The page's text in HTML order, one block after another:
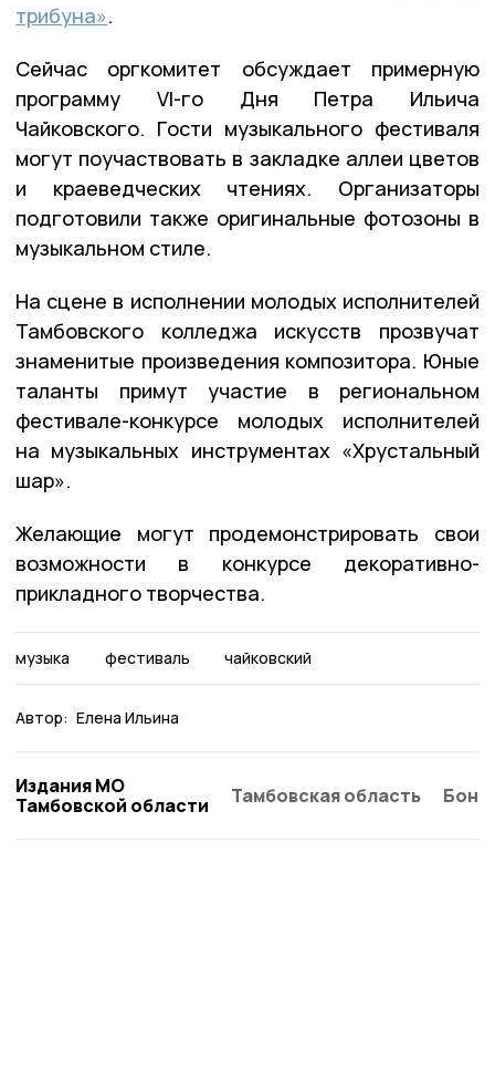
трибуна».
Сейчас оргкомитет обсуждает примерную
программу VI-го Дня Петра Ильича
Чайковского. Гости музыкального фестиваля
могут поучаствовать в закладке аллеи цветов
и краеведческих чтениях. Организаторы
подготовили также оригинальные фотозоны в
музыкальном стиле.
На сцене в исполнении молодых исполнителей
Тамбовского колледжа искусств прозвучат
знаменитые произведения композитора. Юные
таланты примут участие в региональном
фестивале-конкурсе молодых исполнителей
на музыкальных инструментах «Хрустальный
шар».
Желающие могут продемонстрировать свои
возможности в конкурсе декоративно-
прикладного творчества.
музыка фестиваль чайковский
Автор: Елена Ильина
Издания МО
Тамбовской области
Тамбовская область